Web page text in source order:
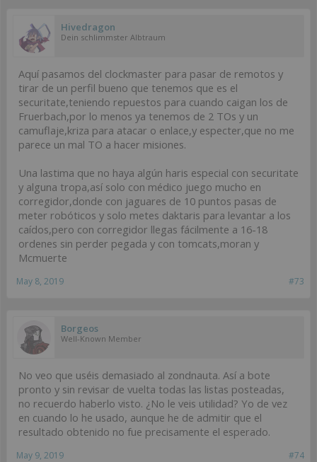
Hivedragon
Dein schlimmster Albtraum
Aquí pasamos del clockmaster para pasar de remotos y
tirar de un perfil bueno que tenemos que es el
securitate,teniendo repuestos para cuando caigan los de
Fruerbach,por lo menos ya tenemos de 2 TOs y un
camuflaje,kriza para atacar o enlace,y especter,que no me
parece un mal TO a hacer misiones.
Una lastima que no haya algún haris especial con securitate
y alguna tropa,así solo con médico juego mucho en
corregidor,donde con jaguares de 10 puntos pasas de
meter robóticos y solo metes daktaris para levantar a los
caídos,pero con corregidor llegas fácilmente a 16-18
ordenes sin perder pegada y con tomcats,moran y
Mcmuerte
#73
May 8, 2019
Borgeos
Well-Known Member
No veo que uséis demasiado al zondnauta. Así a bote
pronto y sin revisar de vuelta todas las listas posteadas,
no recuerdo haberlo visto. ¿No le veis utilidad? Yo de vez
en cuando lo he usado, aunque he de admitir que el
resultado obtenido no fue precisamente el esperado.
#74
May 9, 2019